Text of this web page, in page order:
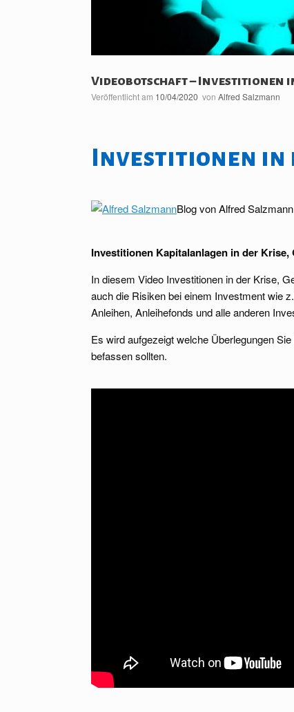
Videobotschaft – Investitionen
Veröffentlicht am 10/04/2020 von Alfred Salzmann
Investitionen in
Blog von Alfred Salzmann
Investitionen Kapitalanlagen in der Krise,
In diesem Video Investitionen in der Krise,
auch die Risiken bei einem Investment wie
Anleihen, Anleihefonds und alle anderen
Es wird aufgezeigt welche Überlegungen
befassen sollten.